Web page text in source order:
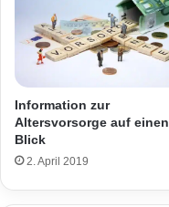
Information zur
Altersvorsorge auf einen
Blick
2. April 2019